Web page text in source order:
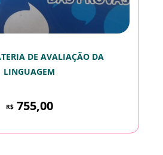
DE AVALIAÇÃO DA
LINGUAGEM
R$755,00